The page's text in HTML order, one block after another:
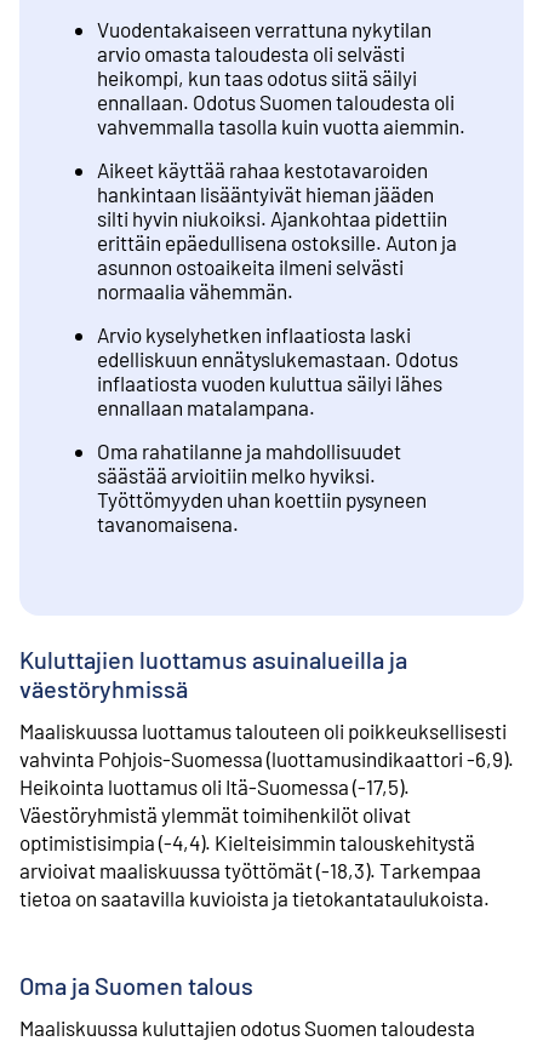
Vuodentakaiseen verrattuna nykytilan
arvio omasta taloudesta oli selvästi
heikompi, kun taas odotus siitä säilyi
ennallaan. Odotus Suomen taloudesta oli
vahvemmalla tasolla kuin vuotta aiemmin.
Aikeet käyttää rahaa kestotavaroiden
hankintaan lisääntyivät hieman jääden
silti hyvin niukoiksi. Ajankohtaa pidettiin
erittäin epäedullisena ostoksille. Auton ja
asunnon ostoaikeita ilmeni selvästi
normaalia vähemmän.
Arvio kyselyhetken inflaatiosta laski
edelliskuun ennätyslukemastaan. Odotus
inflaatiosta vuoden kuluttua säilyi lähes
ennallaan matalampana.
Oma rahatilanne ja mahdollisuudet
säästää arvioitiin melko hyviksi.
Työttömyyden uhan koettiin pysyneen
tavanomaisena.
Kuluttajien luottamus asuinalueilla ja
väestöryhmissä
Maaliskuussa luottamus talouteen oli poikkeuksellisesti
vahvinta Pohjois-Suomessa (luottamusindikaattori -6,9).
Heikointa luottamus oli Itä-Suomessa (-17,5).
Väestöryhmistä ylemmät toimihenkilöt olivat
optimistisimpia (-4,4). Kielteisimmin talouskehitystä
arvioivat maaliskuussa työttömät (-18,3). Tarkempaa
tietoa on saatavilla kuvioista ja tietokantataulukoista.
Oma ja Suomen talous
Maaliskuussa kuluttajien odotus Suomen taloudesta